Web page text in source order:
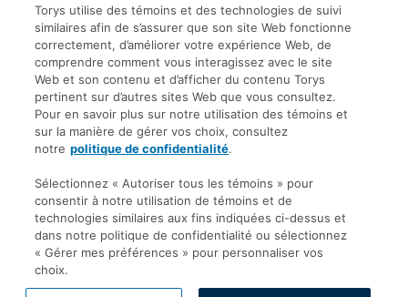
plus encore.
© 2026 Société d'avocats Torys S.E.N.C.R.L. Tous droits
réservés.
Politique de protection des renseignements personnels
Droit d’auteur
Avis de non-responsabilité
Modalités générales
Accessibilité
Torys utilise des témoins et des technologies de suivi
similaires afin de s’assurer que son site Web fonctionne
correctement, d’améliorer votre expérience Web, de
comprendre comment vous interagissez avec le site
Web et son contenu et d’afficher du contenu Torys
pertinent sur d’autres sites Web que vous consultez.
Pour en savoir plus sur notre utilisation des témoins et
sur la manière de gérer vos choix, consultez
notre politique de confidentialité.
Sélectionnez « Autoriser tous les témoins » pour
consentir à notre utilisation de témoins et de
technologies similaires aux fins indiquées ci-dessus et
dans notre politique de confidentialité ou sélectionnez
« Gérer mes préférences » pour personnaliser vos
choix.